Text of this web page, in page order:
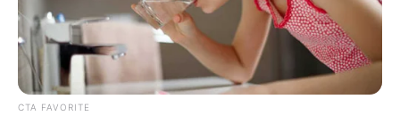
CTA FAVORITE